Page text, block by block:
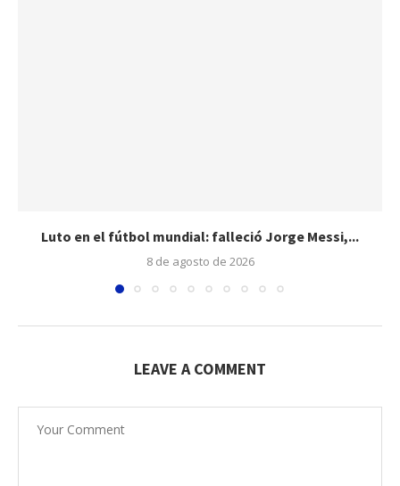
Luto en el fútbol mundial: falleció Jorge Messi,...
8 de agosto de 2026
LEAVE A COMMENT